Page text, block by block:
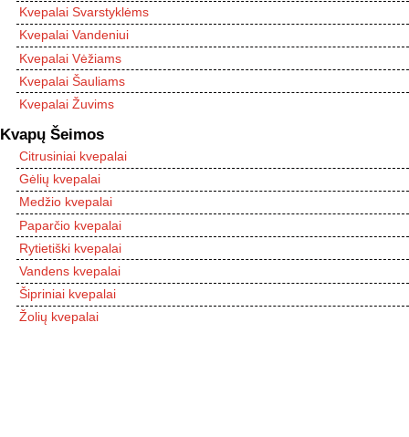
Kvepalai Svarstyklėms
Kvepalai Vandeniui
Kvepalai Vėžiams
Kvepalai Šauliams
Kvepalai Žuvims
Kvapų Šeimos
Citrusiniai kvepalai
Gėlių kvepalai
Medžio kvepalai
Paparčio kvepalai
Rytietiški kvepalai
Vandens kvepalai
Šipriniai kvepalai
Žolių kvepalai